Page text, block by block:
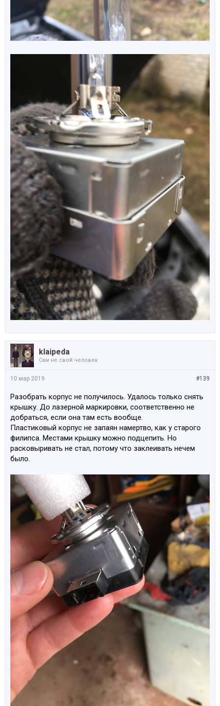
klaipeda
Сам не свой человек
#139
10 мар 2019
Разобрать корпус не получилось. Удалось только снять
крышку. До лазерной маркировки, соответственно не
добраться, если она там есть вообще.
Пластиковый корпус не запаян намертво, как у старого
филипса. Местами крышку можно подцепить. Но
расковыривать не стал, потому что заклеивать нечем
было.